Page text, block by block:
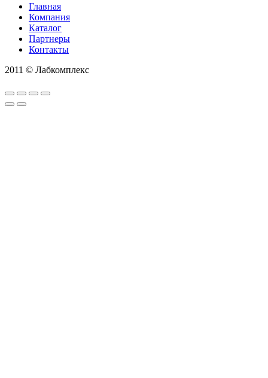
Главная
Компания
Каталог
Партнеры
Контакты
2011 © Лабкомплекс